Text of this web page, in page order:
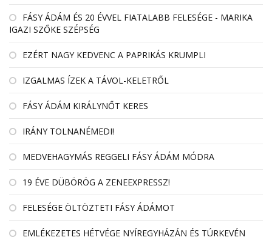
FÁSY ÁDÁM ÉS 20 ÉVVEL FIATALABB FELESÉGE - MARIKA
IGAZI SZŐKE SZÉPSÉG
EZÉRT NAGY KEDVENC A PAPRIKÁS KRUMPLI
IZGALMAS ÍZEK A TÁVOL-KELETRŐL
FÁSY ÁDÁM KIRÁLYNŐT KERES
IRÁNY TOLNANÉMEDI!
MEDVEHAGYMÁS REGGELI FÁSY ÁDÁM MÓDRA
19 ÉVE DÜBÖRÖG A ZENEEXPRESSZ!
FELESÉGE ÖLTÖZTETI FÁSY ÁDÁMOT
EMLÉKEZETES HÉTVÉGE NYÍREGYHÁZÁN ÉS TÚRKEVÉN